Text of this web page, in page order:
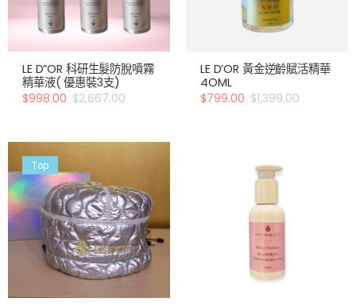
LE D”OR 科研生髮防脫噴霧
精華液( 優惠裝3支)
$2,667.00
$998.00
LE D’OR 黃金逆齡賦活精華
4OML
$1,399.00
$799.00
Top